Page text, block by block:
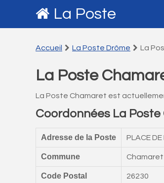
La Poste
Accueil La Poste Drôme La
La Poste
La Poste Chamaret est
Coordonnées La
Adresse de la Poste PLACE
Commune Chamaret
Code Postal 26230